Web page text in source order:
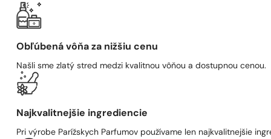
Obľúbená vôňa za nižšiu cenu
Našli sme zlatý stred medzi kvalitnou vôňou a dostupnou cenou.
Najkvalitnejšie ingrediencie
Pri výrobe Parížskych Parfumov používame len najkvalitnejšie